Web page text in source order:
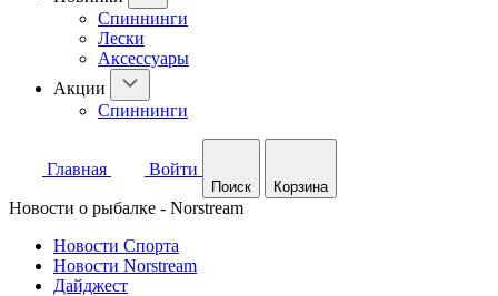
Спиннинги
Лески
Аксессуары
Акции
Спиннинги
Главная Войти
Поиск Корзина
Новости о рыбалке - Norstream
Новости Спорта
Новости Norstream
Дайджест